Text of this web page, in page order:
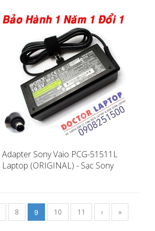
Adapter Sony Vaio PCG-51511L
Laptop (ORIGINAL) - Sạc Sony
8 9 10 11 › »